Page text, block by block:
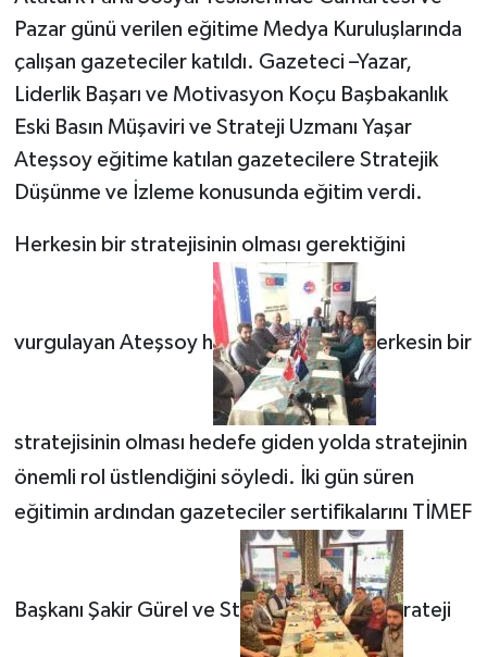
Pazar günü verilen eğitime Medya Kuruluşlarında
çalışan gazeteciler katıldı. Gazeteci –Yazar,
Liderlik Başarı ve Motivasyon Koçu Başbakanlık
Eski Basın Müşaviri ve Strateji Uzmanı Yaşar
Ateşsoy eğitime katılan gazetecilere Stratejik
Düşünme ve İzleme konusunda eğitim verdi.
Herkesin bir stratejisinin olması gerektiğini
vurgulayan Ateşsoy h erkesin bir
stratejisinin olması hedefe giden yolda stratejinin
önemli rol üstlendiğini söyledi. İki gün süren
eğitimin ardından gazeteciler sertifikalarını TİMEF
Başkanı Şakir Gürel ve St rateji